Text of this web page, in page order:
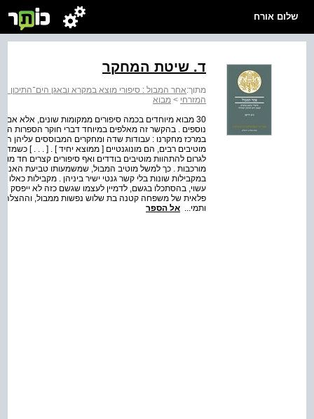
שלום אורח
ד. שיטת המחקר
מתוך:אחר המבול : סיפורי מוצא במקרא ובאגן הים־התיכון
המזרחי > מבוא
30 מבוא מיוחדים בכמה סיפורים ממקומות שונים, אלא
נוספים . בהקשר זה מאלפים במיוחד דברי חוקר הספרות
במרכז מחקרנו : עבודות שדה ומחקרים המבוססים עליהן
מוטיבים רבים, הם מונוגנטיים [ ממוצא יחיד ] . [ . . . ]
לגרום להתהוות מוטיבים בודדים ואף סיפורים קצרים חד
מורכבות . כך למשל מוטיב המבול, שמשמעותו טביעת
במקבילות שונות בלי קשר גנטי ישיר ביניהן . מקבילות
עשוי, בהסתכלו בגשם, לדמיין לעצמו שגשם כזה לא ייפסק
פלאית של משפחה קטנה בת שלוש נפשות ממבול, וההצלה
ותמי... אל הספר